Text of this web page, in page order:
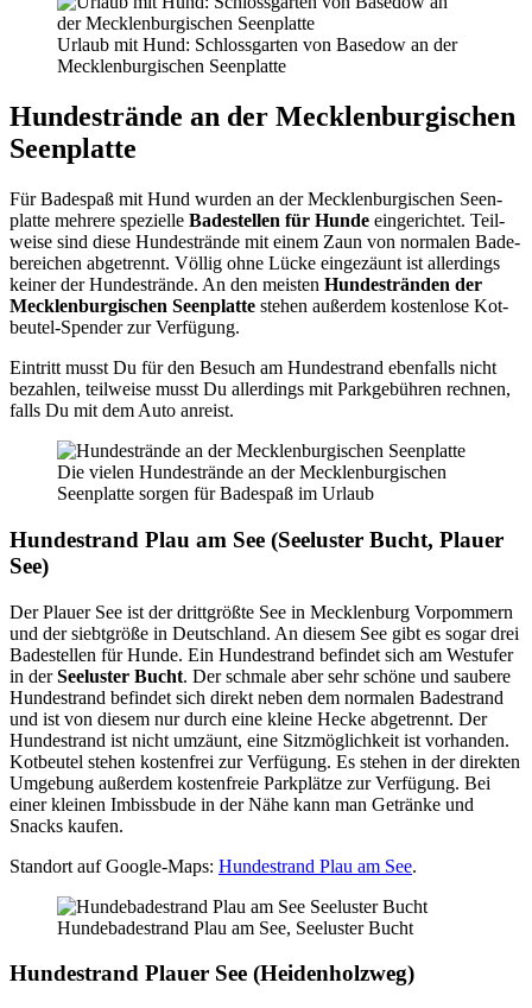
Urlaub mit Hund: Schloss­gar­ten von Base­dow an der
Meck­len­bur­gi­schen Seen­plat­te
Hun­de­strän­de an der Meck­len­bur­gi­schen
Seen­plat­te
Für Bade­spaß mit Hund wur­den an der Meck­len­bur­gi­schen Seen­
plat­te meh­re­re spe­zi­el­le Bade­stel­len für Hun­de ein­ge­rich­tet. Teil­
wei­se sind die­se Hun­de­strän­de mit einem Zaun von nor­ma­len Bade­
be­rei­chen abge­trennt. Völ­lig ohne Lücke ein­ge­zäunt ist aller­dings
kei­ner der Hun­de­strän­de. An den meis­ten Hun­de­strän­den der
Meck­len­bur­gi­schen Seen­plat­te ste­hen außer­dem kos­ten­lo­se Kot­
beu­tel-Spen­der zur Ver­fü­gung.
Ein­tritt musst Du für den Besuch am Hun­de­strand eben­falls nicht
bezah­len, teil­wei­se musst Du aller­dings mit Park­ge­büh­ren rech­nen,
falls Du mit dem Auto anreist.
Die vie­len Hun­de­strän­de an der Meck­len­bur­gi­schen
Seen­plat­te sor­gen für Bade­spaß im Urlaub
Hun­de­strand Plau am See (See­lus­ter Bucht, Plau­er
See)
Der Plau­er See ist der dritt­größ­te See in Meck­len­burg Vor­pom­mern
und der siebt­grö­ße in Deutsch­land. An die­sem See gibt es sogar drei
Bade­stel­len für Hun­de. Ein Hun­de­strand befin­det sich am West­ufer
in derSee­lus­ter Bucht. Der schma­le aber sehr schö­ne und sau­be­re
Hun­de­strand befin­det sich direkt neben dem nor­ma­len Bade­strand
und ist von die­sem nur durch eine klei­ne Hecke abge­trennt. Der
Hun­de­strand ist nicht umzäunt, eine Sitz­mög­lich­keit ist vor­han­den.
Kot­beu­tel ste­hen kos­ten­frei zur Ver­fü­gung. Es ste­hen in der direk­ten
Umge­bung außer­dem kos­ten­freie Park­plät­ze zur Ver­fü­gung. Bei
einer klei­nen Imbiss­bu­de in der Nähe kann man Geträn­ke und
Snacks kau­fen.
Stand­ort auf Goog­le-Maps: Hun­de­strand Plau am See.
Hun­de­ba­de­strand Plau am See, See­lus­ter Bucht
Hun­de­strand Plau­er See (Hei­den­holz­weg)